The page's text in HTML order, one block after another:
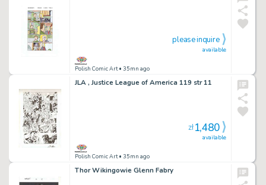
Polish Comic Art• 35mn ago
available
please inquire
JLA , Justice League of America 119 str 11
Polish Comic Art• 35mn ago
available
zł1,480
Thor Wikingowie Glenn Fabry